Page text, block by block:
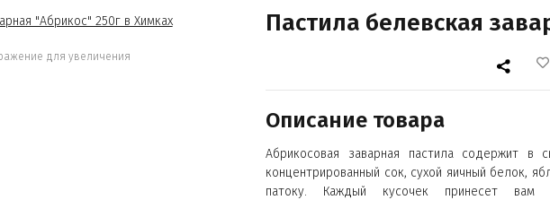
для увеличения
Пастила белевская
Описание товара
Абрикосовая заварная пастила содержит в
концентрированный сок, сухой яичный белок,
патоку. Каждый кусочек принесет вам